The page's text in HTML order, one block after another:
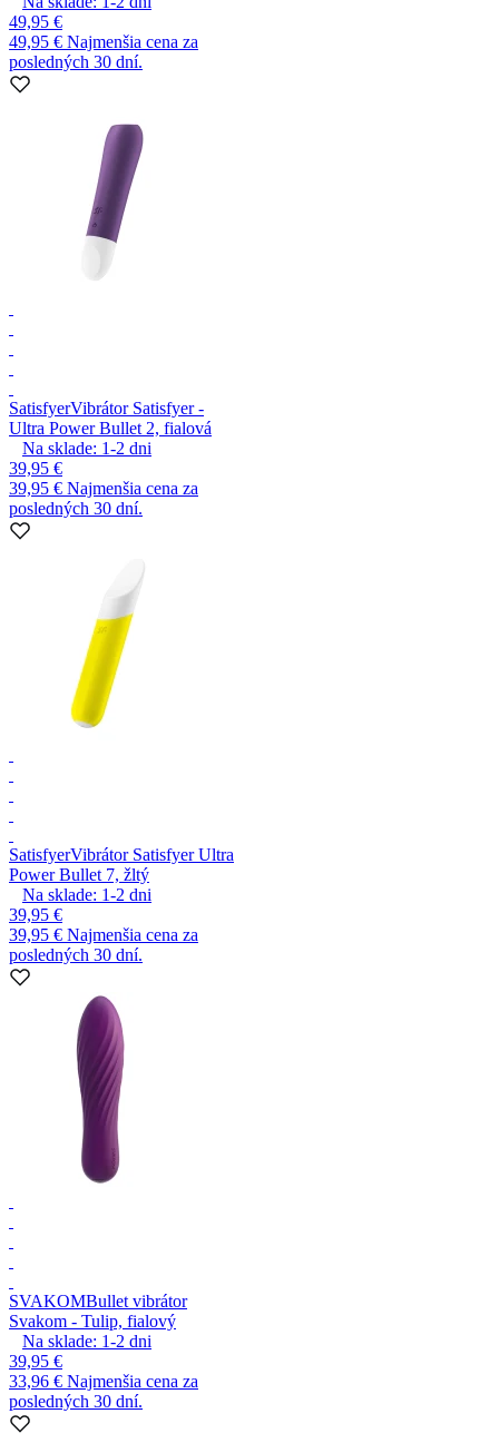
49,95 €
49,95 € Najmenšia cena za
posledných 30 dní.
SatisfyerVibrátor Satisfyer -
Ultra Power Bullet 2, fialová
Na sklade: 1-2 dni
39,95 €
39,95 € Najmenšia cena za
posledných 30 dní.
SatisfyerVibrátor Satisfyer Ultra
Power Bullet 7, žltý
Na sklade: 1-2 dni
39,95 €
39,95 € Najmenšia cena za
posledných 30 dní.
SVAKOMBullet vibrátor
Svakom - Tulip, fialový
Na sklade: 1-2 dni
39,95 €
33,96 € Najmenšia cena za
posledných 30 dní.